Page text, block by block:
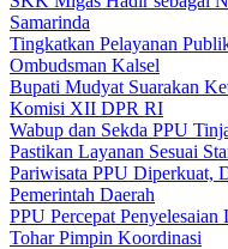
Samarinda
Tingkatkan Pelayanan
Ombudsman Kalsel
Bupati Mudyat Suarakan
Komisi XII DPR RI
Wabup dan Sekda PPU
Pastikan Layanan Sesuai
Pariwisata PPU Diperkuat,
Pemerintah Daerah
PPU Percepat
Tohar Pimpin Koordinasi